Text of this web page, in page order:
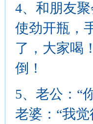
4、和朋友
使劲开瓶，
了，大家喝
倒！
5、老公：“
老婆：“我